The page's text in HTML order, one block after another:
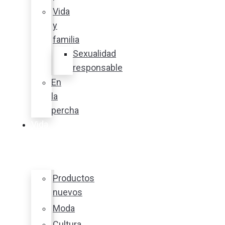
Vida
y
familia
Sexualidad
responsable
En
la
percha
Productos
nuevos
Moda